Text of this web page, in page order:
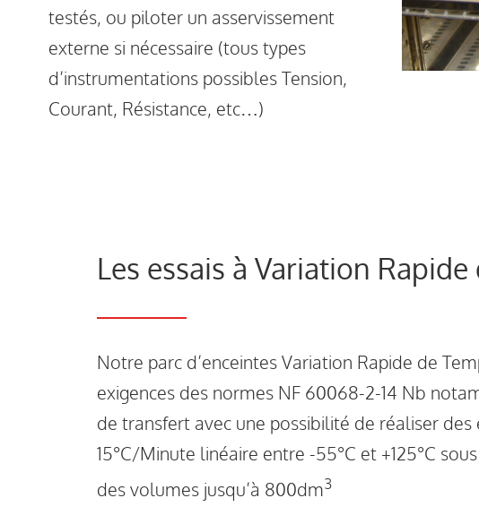
testés, ou piloter un asservissement
externe si nécessaire (tous types
d’instrumentations possibles Tension,
Courant, Résistance, etc…)
Les essais à Variation
Notre parc d’enceintes Variation Rapide de
exigences des normes NF 60068-2-14 Nb
de transfert avec une possibilité de réaliser des
15°C/Minute linéaire entre -55°C et +125°C
des volumes jusqu’à 800dm3